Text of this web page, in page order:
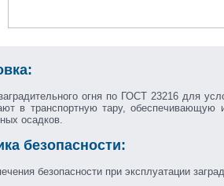
огня по ГОСТ 23216 для
в транспортную тару, обеспечивающую
осадков.
безопасности:
безопасности при эксплуатации